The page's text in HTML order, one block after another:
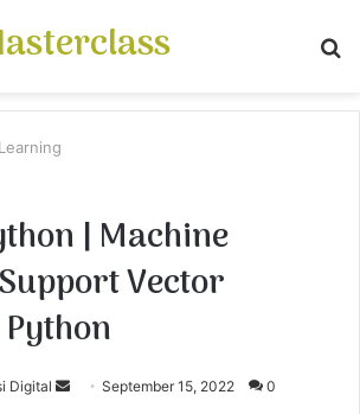
| Machine
Vector
Digital September 15, 2022 0